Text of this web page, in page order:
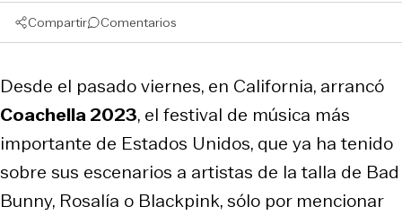
Compartir Comentarios
Desde el pasado viernes, en California, arrancó
Coachella 2023, el festival de música más
importante de Estados Unidos, que ya ha tenido
sobre sus escenarios a artistas de la talla de Bad
Bunny, Rosalía o Blackpink, sólo por mencionar